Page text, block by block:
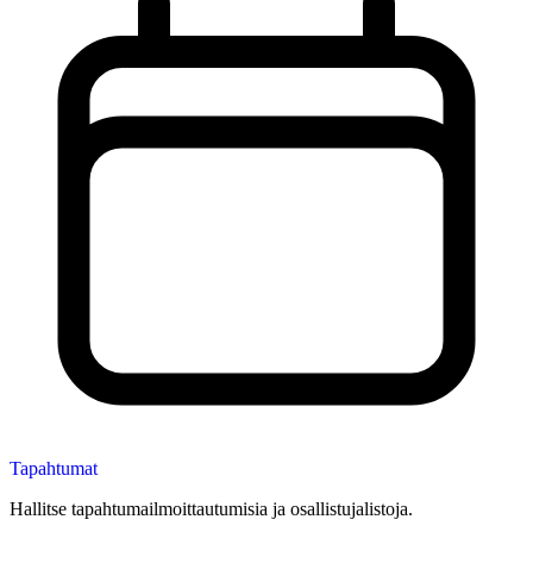
Tapahtumat
Hallitse tapahtumailmoittautumisia ja osallistujalistoja.